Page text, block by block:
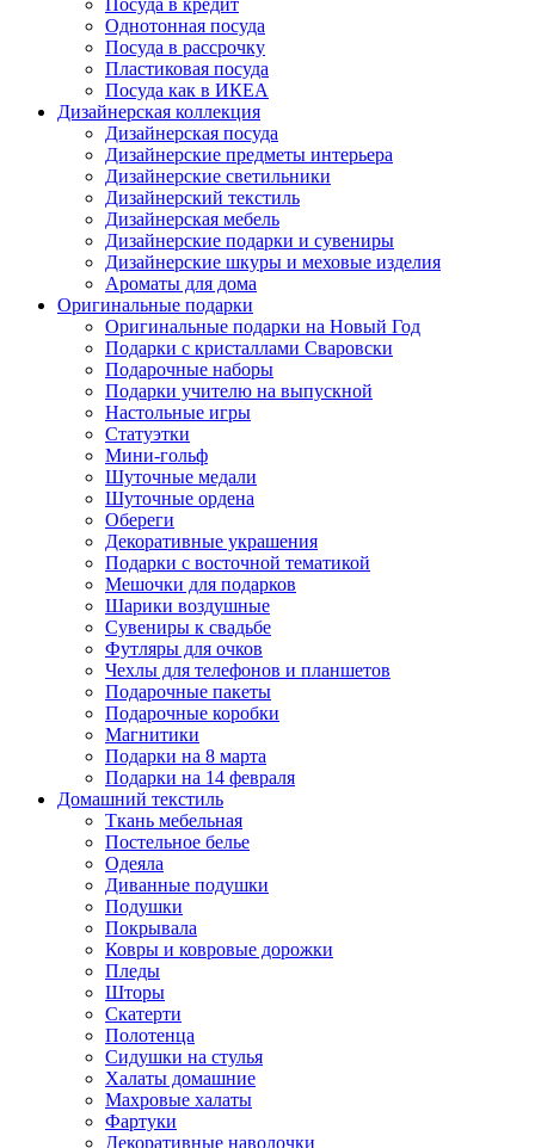
Посуда в кредит
Однотонная посуда
Посуда в рассрочку
Пластиковая посуда
Посуда как в ИКЕА
Дизайнерская коллекция
Дизайнерская посуда
Дизайнерские предметы интерьера
Дизайнерские светильники
Дизайнерский текстиль
Дизайнерская мебель
Дизайнерские подарки и сувениры
Дизайнерские шкуры и меховые изделия
Ароматы для дома
Оригинальные подарки
Оригинальные подарки на Новый Год
Подарки с кристаллами Сваровски
Подарочные наборы
Подарки учителю на выпускной
Настольные игры
Статуэтки
Мини-гольф
Шуточные медали
Шуточные ордена
Обереги
Декоративные украшения
Подарки с восточной тематикой
Мешочки для подарков
Шарики воздушные
Сувениры к свадьбе
Футляры для очков
Чехлы для телефонов и планшетов
Подарочные пакеты
Подарочные коробки
Магнитики
Подарки на 8 марта
Подарки на 14 февраля
Домашний текстиль
Ткань мебельная
Постельное белье
Одеяла
Диванные подушки
Подушки
Покрывала
Ковры и ковровые дорожки
Пледы
Шторы
Скатерти
Полотенца
Сидушки на стулья
Халаты домашние
Махровые халаты
Фартуки
Декоративные наволочки